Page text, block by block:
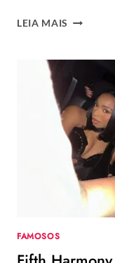
LEIA MAIS
À
E
É
NAS
REDES:
“CHEIO
DE
FILHO
FAMOSOS